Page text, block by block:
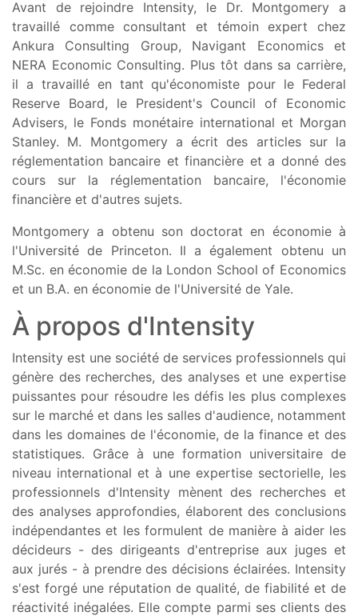
Avant de rejoindre Intensity, le Dr. Montgomery a
travaillé comme consultant et témoin expert chez
Ankura Consulting Group, Navigant Economics et
NERA Economic Consulting. Plus tôt dans sa carrière,
il a travaillé en tant qu'économiste pour le Federal
Reserve Board, le President's Council of Economic
Advisers, le Fonds monétaire international et Morgan
Stanley. M. Montgomery a écrit des articles sur la
réglementation bancaire et financière et a donné des
cours sur la réglementation bancaire, l'économie
financière et d'autres sujets.
Montgomery a obtenu son doctorat en économie à
l'Université de Princeton. Il a également obtenu un
M.Sc. en économie de la London School of Economics
et un B.A. en économie de l'Université de Yale.
À propos d'Intensity
Intensity est une société de services professionnels qui
génère des recherches, des analyses et une expertise
puissantes pour résoudre les défis les plus complexes
sur le marché et dans les salles d'audience, notamment
dans les domaines de l'économie, de la finance et des
statistiques. Grâce à une formation universitaire de
niveau international et à une expertise sectorielle, les
professionnels d'Intensity mènent des recherches et
des analyses approfondies, élaborent des conclusions
indépendantes et les formulent de manière à aider les
décideurs - des dirigeants d'entreprise aux juges et
aux jurés - à prendre des décisions éclairées. Intensity
s'est forgé une réputation de qualité, de fiabilité et de
réactivité inégalées. Elle compte parmi ses clients des